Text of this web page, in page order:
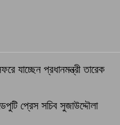
যাচ্ছেন প্রধানমন্ত্রী তারেক
প্রেস সচিব সুজাউদ্দৌলা